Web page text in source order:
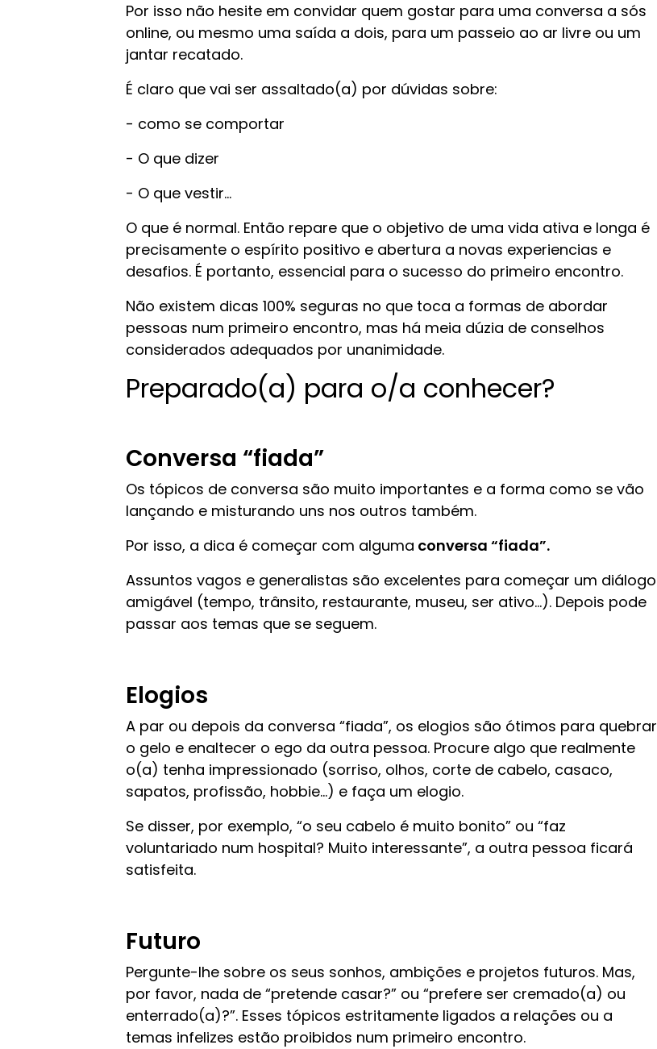
Por isso não hesite em convidar quem gostar para uma conversa a sós
online, ou mesmo uma saída a dois, para um passeio ao ar livre ou um
jantar recatado.
É claro que vai ser assaltado(a) por dúvidas sobre:
- como se comportar
- O que dizer
- O que vestir...
O que é normal. Então repare que o objetivo de uma vida ativa e longa é
precisamente o espírito positivo e abertura a novas experiencias e
desafios. É portanto, essencial para o sucesso do primeiro encontro.
Não existem dicas 100% seguras no que toca a formas de abordar
pessoas num primeiro encontro, mas há meia dúzia de conselhos
considerados adequados por unanimidade.
Preparado(a) para o/a conhecer?
Conversa “fiada”
Os tópicos de conversa são muito importantes e a forma como se vão
lançando e misturando uns nos outros também.
Por isso, a dica é começar com alguma conversa “fiada”.
Assuntos vagos e generalistas são excelentes para começar um diálogo
amigável (tempo, trânsito, restaurante, museu, ser ativo…). Depois pode
passar aos temas que se seguem.
Elogios
A par ou depois da conversa “fiada”, os elogios são ótimos para quebrar
o gelo e enaltecer o ego da outra pessoa. Procure algo que realmente
o(a) tenha impressionado (sorriso, olhos, corte de cabelo, casaco,
sapatos, profissão, hobbie…) e faça um elogio.
Se disser, por exemplo, “o seu cabelo é muito bonito” ou “faz
voluntariado num hospital? Muito interessante”, a outra pessoa ficará
satisfeita.
Futuro
Pergunte-lhe sobre os seus sonhos, ambições e projetos futuros. Mas,
por favor, nada de “pretende casar?” ou “prefere ser cremado(a) ou
enterrado(a)?”. Esses tópicos estritamente ligados a relações ou a
temas infelizes estão proibidos num primeiro encontro.